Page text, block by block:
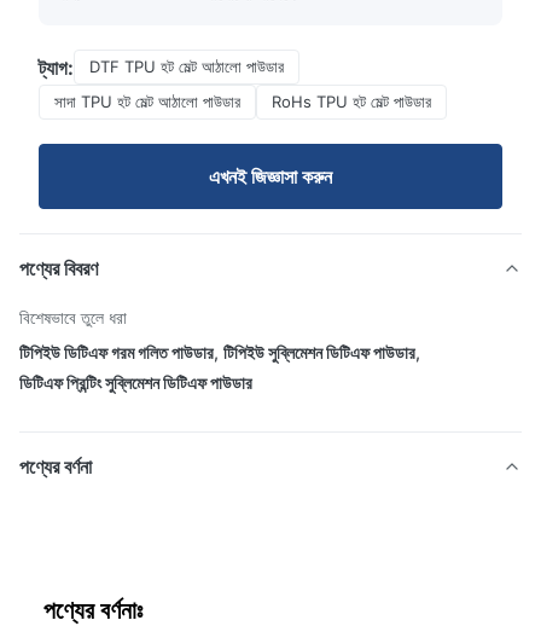
ট্যাগ:
DTF TPU হট মেল্ট আঠালো পাউডার
সাদা TPU হট মেল্ট আঠালো পাউডার
RoHs TPU হট মেল্ট পাউডার
এখনই জিজ্ঞাসা করুন
পণ্যের বিবরণ
বিশেষভাবে তুলে ধরা
টিপিইউ ডিটিএফ গরম গলিত পাউডার, টিপিইউ সুব্লিমেশন ডিটিএফ পাউডার,
ডিটিএফ প্রিন্টিং সুব্লিমেশন ডিটিএফ পাউডার
পণ্যের বর্ণনা
পণ্যের বর্ণনাঃ